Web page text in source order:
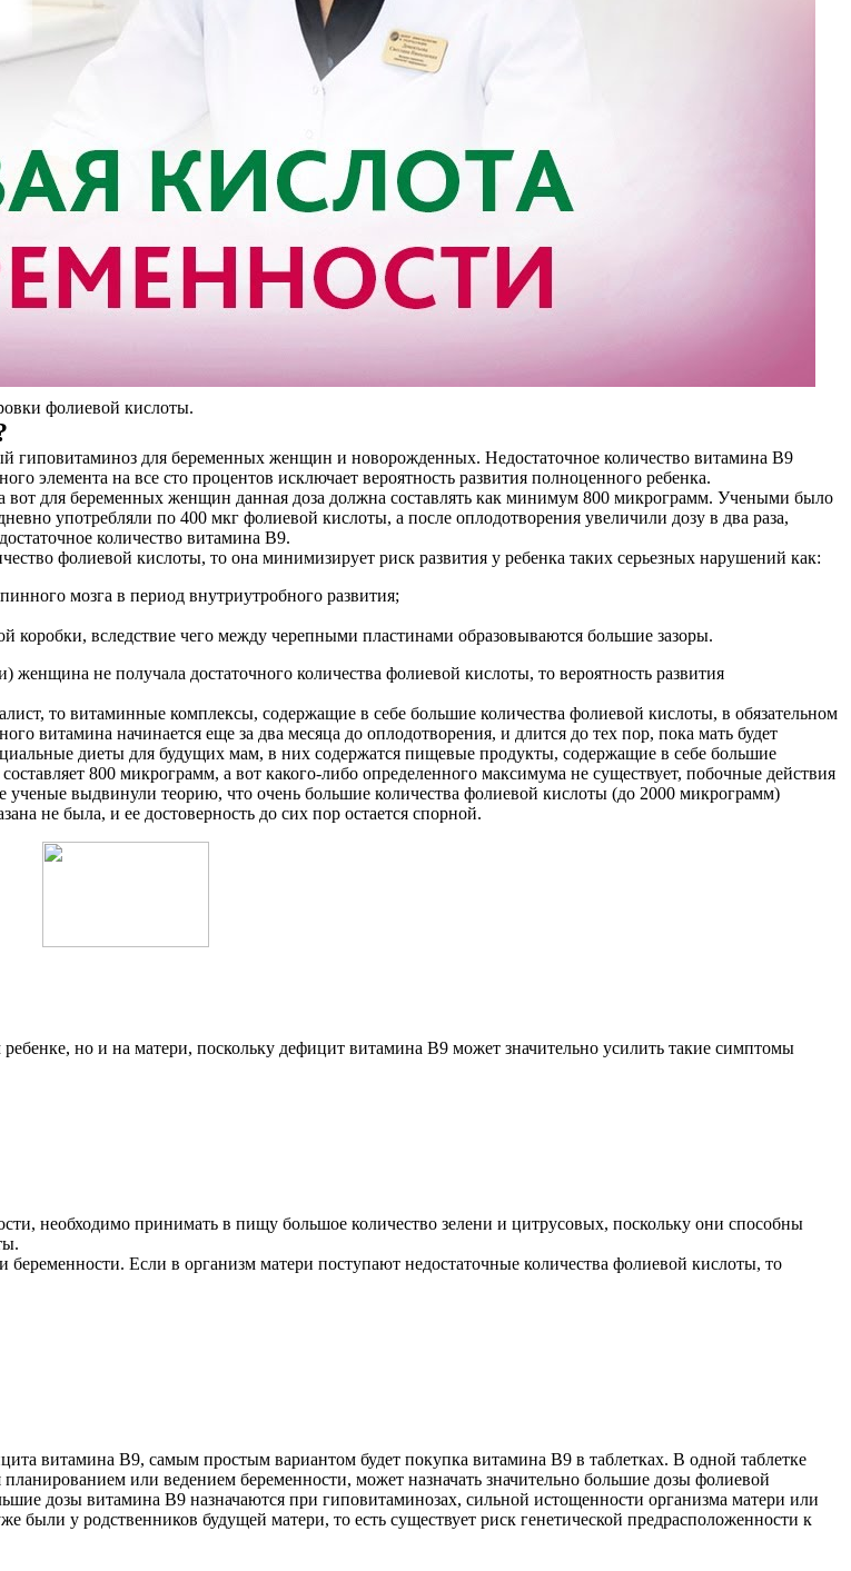
фолиевой кислоты.
гиповитаминоз для беременных женщин и новорожденных. Недостаточное количество витамина В9
элемента на все сто процентов исключает вероятность развития полноценного ребенка.
вот для беременных женщин данная доза должна составлять как минимум 800 микрограмм. Учеными было
употребляли по 400 мкг фолиевой кислоты, а после оплодотворения увеличили дозу в два раза,
количество витамина В9.
фолиевой кислоты, то она минимизирует риск развития у ребенка таких серьезных нарушений как:
мозга в период внутриутробного развития;
коробки, вследствие чего между черепными пластинами образовываются большие зазоры.
не получала достаточного количества фолиевой кислоты, то вероятность развития
то витаминные комплексы, содержащие в себе большие количества фолиевой кислоты, в обязательном
витамина начинается еще за два месяца до оплодотворения, и длится до тех пор, пока мать будет
диеты для будущих мам, в них содержатся пищевые продукты, содержащие в себе большие
800 микрограмм, а вот какого-либо определенного максимума не существует, побочные действия
выдвинули теорию, что очень большие количества фолиевой кислоты (до 2000 микрограмм)
не была, и ее достоверность до сих пор остается спорной.
но и на матери, поскольку дефицит витамина В9 может значительно усилить такие симптомы
необходимо принимать в пищу большое количество зелени и цитрусовых, поскольку они способны
Если в организм матери поступают недостаточные количества фолиевой кислоты, то
витамина В9, самым простым вариантом будет покупка витамина В9 в таблетках. В одной таблетке
или ведением беременности, может назначать значительно большие дозы фолиевой
дозы витамина В9 назначаются при гиповитаминозах, сильной истощенности организма матери или
у родственников будущей матери, то есть существует риск генетической предрасположенности к